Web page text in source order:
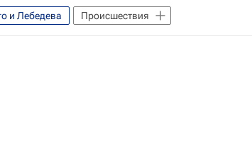
и Лебедева Происшествия